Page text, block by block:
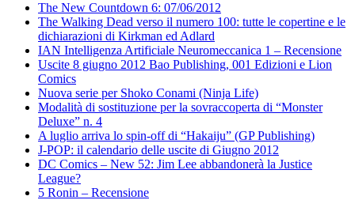
The New Countdown 6: 07/06/2012
The Walking Dead verso il numero 100: tutte le copertine e le
dichiarazioni di Kirkman ed Adlard
IAN Intelligenza Artificiale Neuromeccanica 1 – Recensione
Uscite 8 giugno 2012 Bao Publishing, 001 Edizioni e Lion
Comics
Nuova serie per Shoko Conami (Ninja Life)
Modalità di sostituzione per la sovraccoperta di “Monster
Deluxe” n. 4
A luglio arriva lo spin-off di “Hakaiju” (GP Publishing)
J-POP: il calendario delle uscite di Giugno 2012
DC Comics – New 52: Jim Lee abbandonerà la Justice
League?
5 Ronin – Recensione